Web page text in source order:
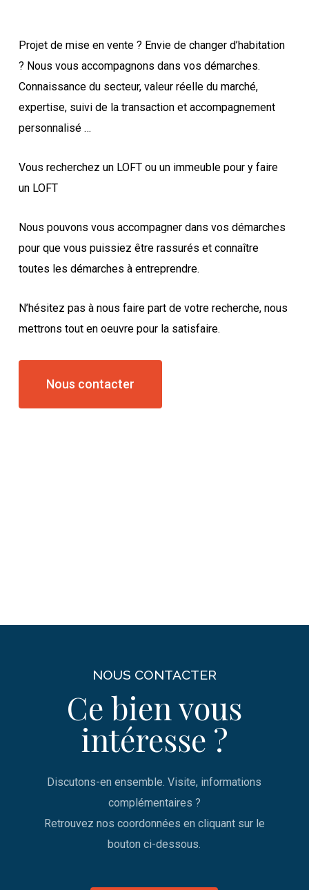
Projet de mise en vente ? Envie de changer d’habitation
? Nous vous accompagnons dans vos démarches.
Connaissance du secteur, valeur réelle du marché,
expertise, suivi de la transaction et accompagnement
personnalisé …
Vous recherchez un LOFT ou un immeuble pour y faire
un LOFT
Nous pouvons vous accompagner dans vos démarches
pour que vous puissiez être rassurés et connaître
toutes les démarches à entreprendre.
N’hésitez pas à nous faire part de votre recherche, nous
mettrons tout en oeuvre pour la satisfaire.
Nous contacter
NOUS CONTACTER
Ce bien vous
intéresse ?
Discutons-en ensemble. Visite, informations
complémentaires ?
Retrouvez nos coordonnées en cliquant sur le
bouton ci-dessous.